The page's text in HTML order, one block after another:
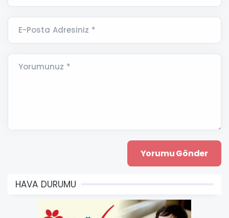
E-Posta Adresiniz *
Yorumunuz *
HAVA DURUMU